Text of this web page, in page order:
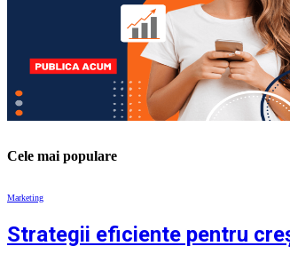
Cele mai populare
Marketing
Strategii eficiente pentru